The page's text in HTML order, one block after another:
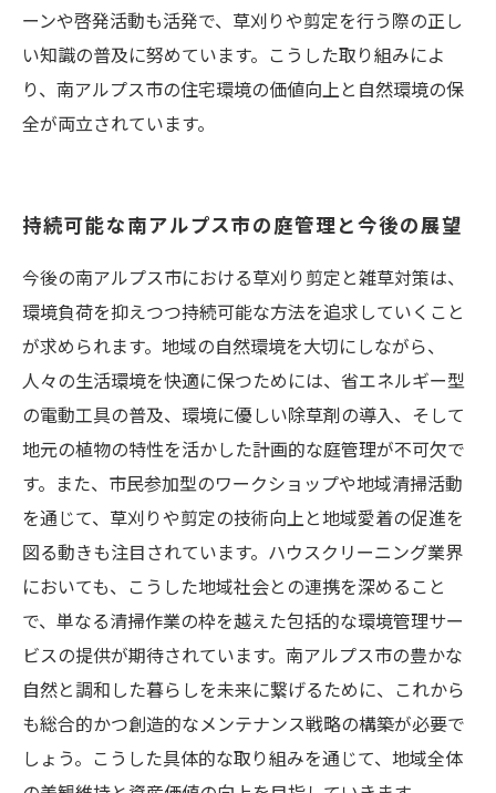
ーンや啓発活動も活発で、草刈りや剪定を行う際の正し
い知識の普及に努めています。こうした取り組みによ
り、南アルプス市の住宅環境の価値向上と自然環境の保
全が両立されています。
持続可能な南アルプス市の庭管理と今後の展望
今後の南アルプス市における草刈り剪定と雑草対策は、
環境負荷を抑えつつ持続可能な方法を追求していくこと
が求められます。地域の自然環境を大切にしながら、
人々の生活環境を快適に保つためには、省エネルギー型
の電動工具の普及、環境に優しい除草剤の導入、そして
地元の植物の特性を活かした計画的な庭管理が不可欠で
す。また、市民参加型のワークショップや地域清掃活動
を通じて、草刈りや剪定の技術向上と地域愛着の促進を
図る動きも注目されています。ハウスクリーニング業界
においても、こうした地域社会との連携を深めること
で、単なる清掃作業の枠を越えた包括的な環境管理サー
ビスの提供が期待されています。南アルプス市の豊かな
自然と調和した暮らしを未来に繋げるために、これから
も総合的かつ創造的なメンテナンス戦略の構築が必要で
しょう。こうした具体的な取り組みを通じて、地域全体